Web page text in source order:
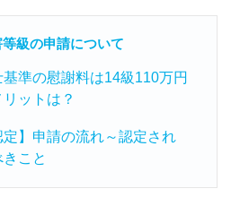
級の申請について
準の慰謝料は14級110万円
ットは？
定】申請の流れ～認定され
こと